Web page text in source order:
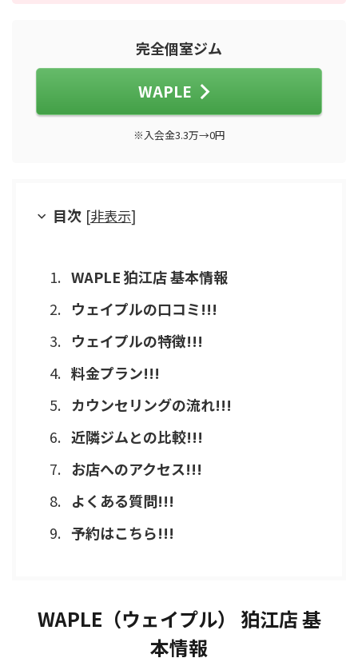
完全個室ジム
WAPLE
※入会金3.3万→0円
目次 [非表示]
WAPLE 狛江店 基本情報
ウェイプルの口コミ!!!
ウェイプルの特徴!!!
料金プラン!!!
カウンセリングの流れ!!!
近隣ジムとの比較!!!
お店へのアクセス!!!
よくある質問!!!
予約はこちら!!!
WAPLE（ウェイプル） 狛江店 基
本情報